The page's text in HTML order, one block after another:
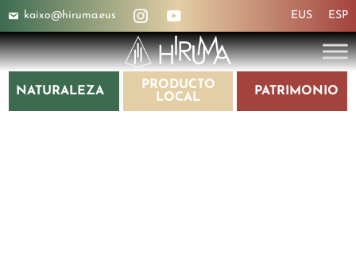
kaixo@hiruma.eus EUS ESP
NATURALEZA
PRODUCTO
LOCAL
PATRIMONIO